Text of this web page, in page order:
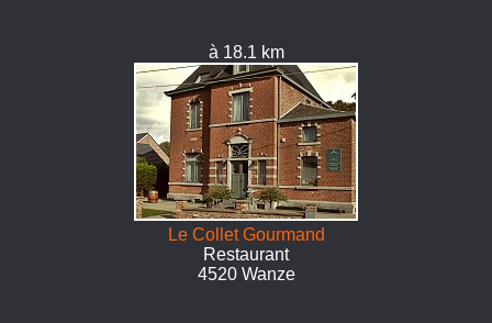
à 18.1 km
Le Collet Gourmand
Restaurant
4520 Wanze